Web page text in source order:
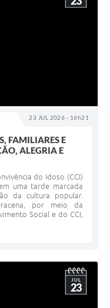
23 JUL 2026 - 16h21
FAMILIARES E
ALEGRIA E
do Idoso (CCI)
uma tarde marcada
da cultura popular.
por meio da
Social e do CCI,
JUL
23